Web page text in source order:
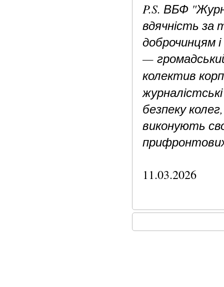
P.S. ВБФ
вдячність за
доброчинцям
—
колектив
безпеку
виконують
11.03.2026